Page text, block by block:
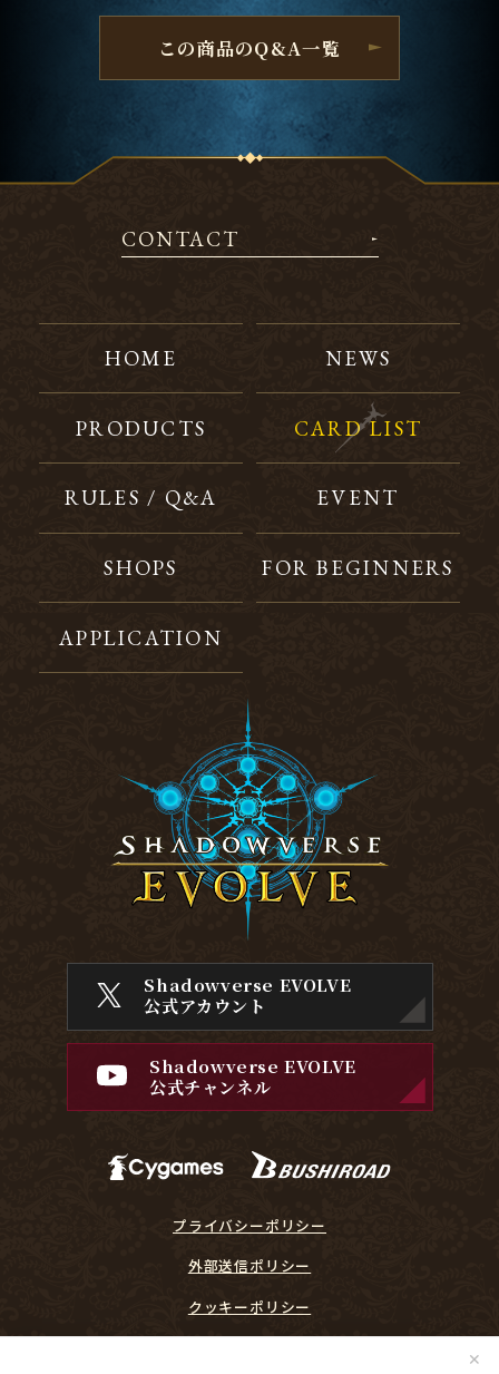
✕
この商品のQ&A一覧
CONTACT
HOME NEWS
PRODUCTS CARD LIST
RULES / Q&A EVENT
SHOPS FOR BEGINNERS
APPLICATION
Shadowverse EVOLVE
公式アカウント
Shadowverse EVOLVE
公式チャンネル
プライバシーポリシー
外部送信ポリシー
クッキーポリシー